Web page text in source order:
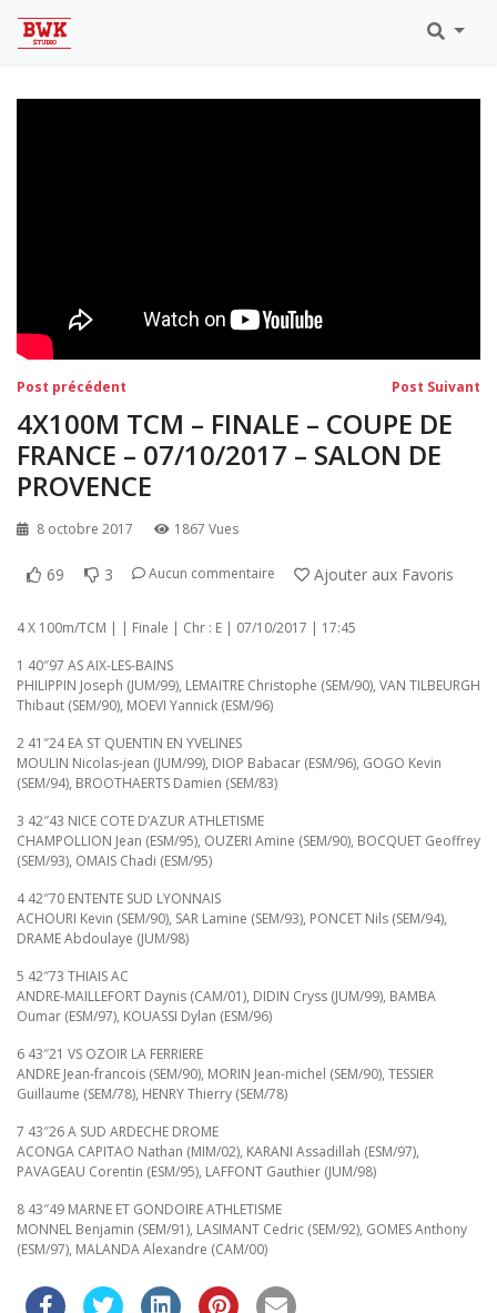
Eaubonne 2019
Navigation
de
l’article
Post précédent Post Suivant
4X100M TCM – FINALE – COUPE DE
FRANCE – 07/10/2017 – SALON DE
PROVENCE
8 octobre 2017 1867 Vues
69 3 Aucun commentaire Ajouter aux Favoris
4 X 100m/TCM | | Finale | Chr : E | 07/10/2017 | 17:45
1 40″97 AS AIX-LES-BAINS
PHILIPPIN Joseph (JUM/99), LEMAITRE Christophe (SEM/90), VAN TILBEURGH
Thibaut (SEM/90), MOEVI Yannick (ESM/96)
2 41″24 EA ST QUENTIN EN YVELINES
MOULIN Nicolas-jean (JUM/99), DIOP Babacar (ESM/96), GOGO Kevin
(SEM/94), BROOTHAERTS Damien (SEM/83)
3 42″43 NICE COTE D’AZUR ATHLETISME
CHAMPOLLION Jean (ESM/95), OUZERI Amine (SEM/90), BOCQUET Geoffrey
(SEM/93), OMAIS Chadi (ESM/95)
4 42″70 ENTENTE SUD LYONNAIS
ACHOURI Kevin (SEM/90), SAR Lamine (SEM/93), PONCET Nils (SEM/94),
DRAME Abdoulaye (JUM/98)
5 42″73 THIAIS AC
ANDRE-MAILLEFORT Daynis (CAM/01), DIDIN Cryss (JUM/99), BAMBA
Oumar (ESM/97), KOUASSI Dylan (ESM/96)
6 43″21 VS OZOIR LA FERRIERE
ANDRE Jean-francois (SEM/90), MORIN Jean-michel (SEM/90), TESSIER
Guillaume (SEM/78), HENRY Thierry (SEM/78)
7 43″26 A SUD ARDECHE DROME
ACONGA CAPITAO Nathan (MIM/02), KARANI Assadillah (ESM/97),
PAVAGEAU Corentin (ESM/95), LAFFONT Gauthier (JUM/98)
8 43″49 MARNE ET GONDOIRE ATHLETISME
MONNEL Benjamin (SEM/91), LASIMANT Cedric (SEM/92), GOMES Anthony
(ESM/97), MALANDA Alexandre (CAM/00)